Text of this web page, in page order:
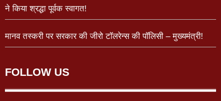
ने किया श्रद्धा पूर्वक स्वागत!
मानव तस्करी पर सरकार की जीरो टॉलरेन्स की पॉलिसी – मुख्यमंत्री!
FOLLOW US